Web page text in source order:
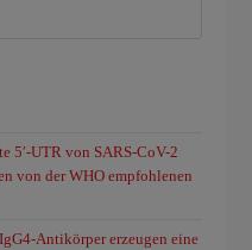
5′-UTR von SARS-CoV-2
von der WHO empfohlenen
Antikörper erzeugen eine